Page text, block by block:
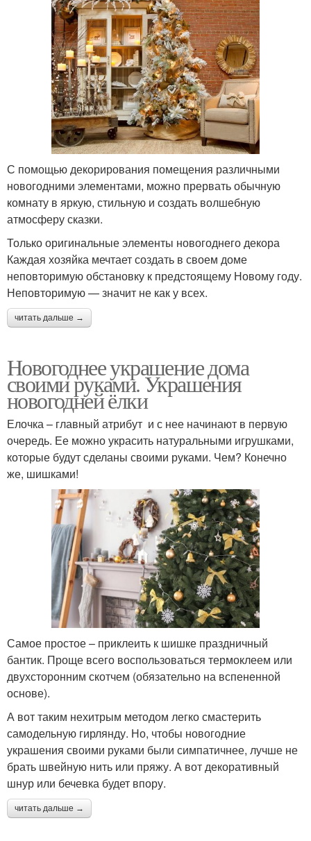
С помощью декорирования помещения различными
новогодними элементами, можно прервать обычную
комнату в яркую, стильную и создать волшебную
атмосферу сказки.
Только оригинальные элементы новогоднего декора
Каждая хозяйка мечтает создать в своем доме
неповторимую обстановку к предстоящему Новому году.
Неповторимую — значит не как у всех.
читать дальше →
Новогоднее украшение дома
своими руками. Украшения
новогодней ёлки
Елочка – главный атрибут и с нее начинают в первую
очередь. Ее можно украсить натуральными игрушками,
которые будут сделаны своими руками. Чем? Конечно
же, шишками!
Самое простое – приклеить к шишке праздничный
бантик. Проще всего воспользоваться термоклеем или
двухсторонним скотчем (обязательно на вспененной
основе).
А вот таким нехитрым методом легко смастерить
самодельную гирлянду. Но, чтобы новогодние
украшения своими руками были симпатичнее, лучше не
брать швейную нить или пряжу. А вот декоративный
шнур или бечевка будет впору.
читать дальше →